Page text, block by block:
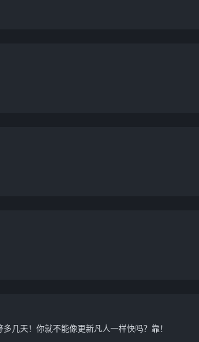
几天！你就不能像更新凡人一样快吗？靠！